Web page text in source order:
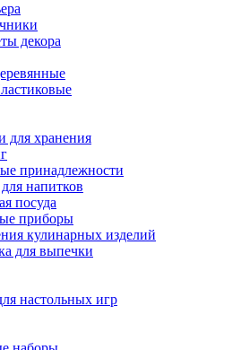
декора
для хранения
принадлежности
напитков
посуда
приборы
кулинарных изделий
для выпечки
настольных игр